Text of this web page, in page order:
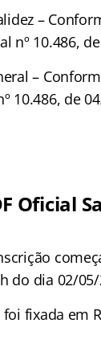
–
nº 10.486,
–
10.486, de
Oficial
do dia 02/
fixada em